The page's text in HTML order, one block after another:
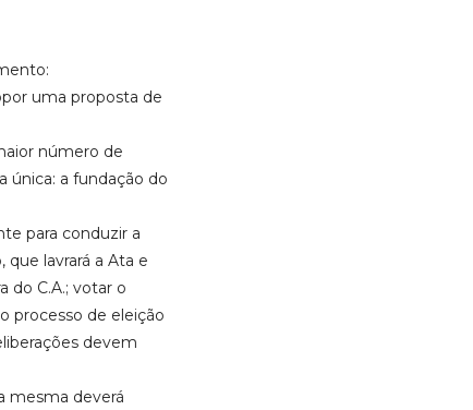
uma proposta de
número de
única: a fundação do
para conduzir a
lavrará a Ata e
do C.A.; votar o
processo de eleição
devem
mesma deverá